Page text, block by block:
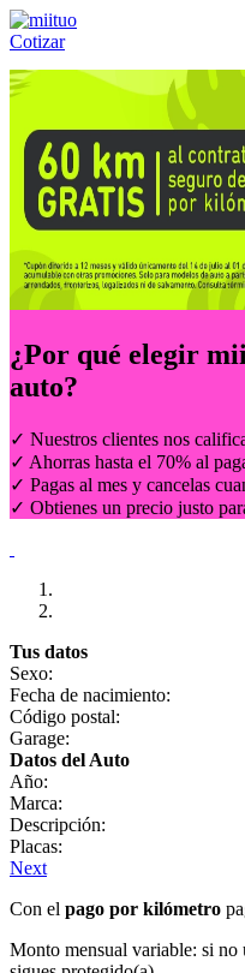
Cotizar
Llámanos al:(55) 84-21-05-00
¿Por qué elegir
auto?
✓ Nuestros clientes nos
✓ Ahorras hasta el 70% al
✓ Pagas al mes y cancelas
✓ Obtienes un precio justo
Tus datos
Sexo:
Fecha de nacimiento:
Código postal:
Garage:
Datos del Auto
Año:
Marca:
Descripción:
Placas:
Next
Con el pago por kilómetro
Monto mensual variable: si no